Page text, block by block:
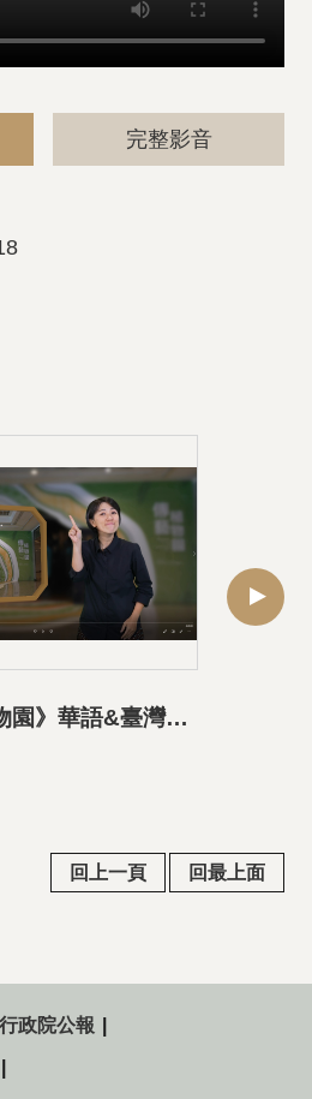
完整影音
《傳藝植物園》華語&臺灣手語導覽影片-01展覽介紹
回上一頁 回最上面
行政院公報